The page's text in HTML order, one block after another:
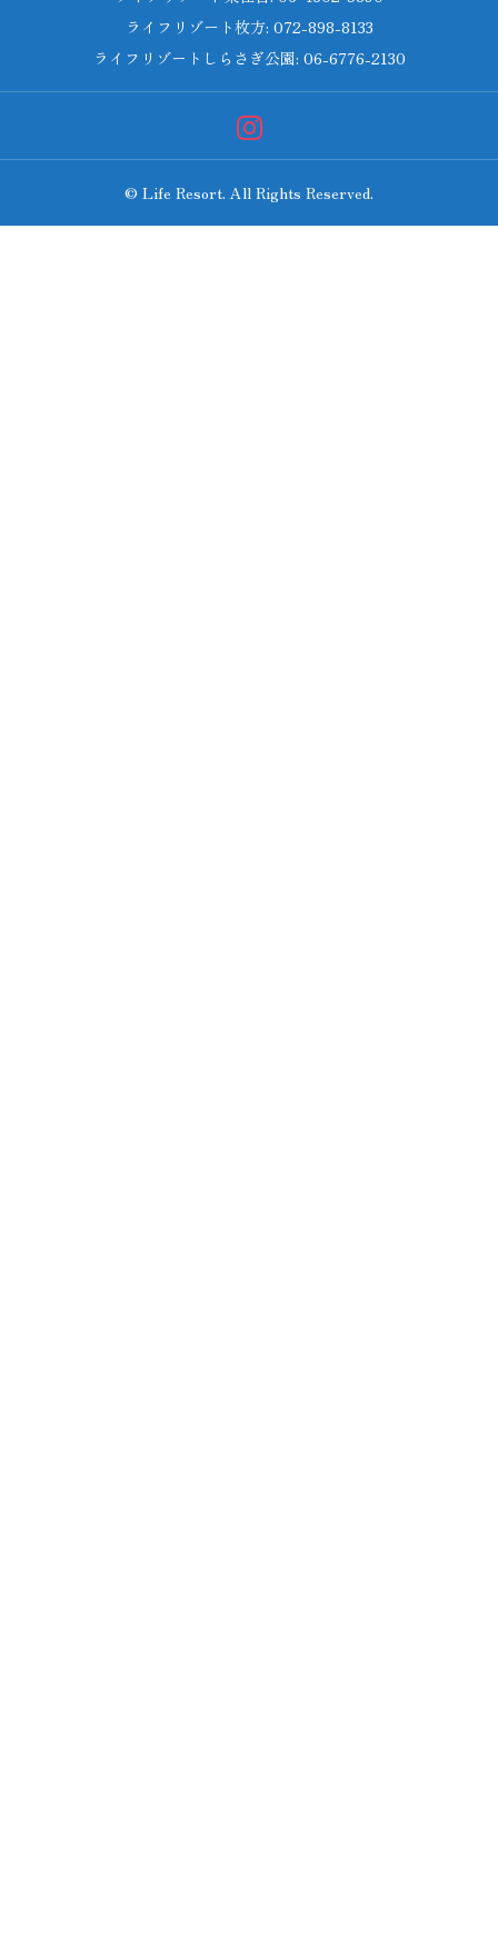
ライフリゾート枚方: 072-898-8133
ライフリゾートしらさぎ公園: 06-6776-2130
© Life Resort. All Rights Reserved.